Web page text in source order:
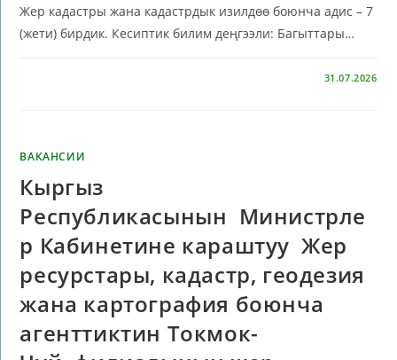
Жер кадастры жана кадастрдык изилдөө боюнча адис – 7
(жети) бирдик. Кесиптик билим деңгээли: Багыттары…
31.07.2026
ВАКАНСИИ
Кыргыз
Республикасынын Министрле
р Кабинетине караштуу Жер
ресурстары, кадастр, геодезия
жана картография боюнча
агенттиктин Токмок-